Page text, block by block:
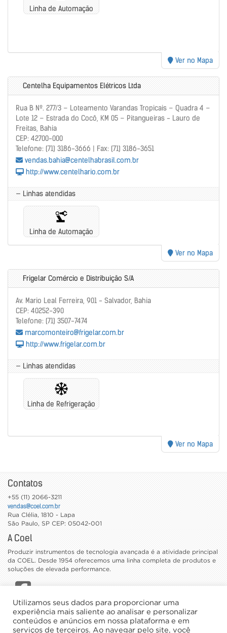
Linha de Automação
Ver no Mapa
Centelha Equipamentos Elétricos Ltda
Rua B Nº. 277/3 – Loteamento Varandas Tropicais – Quadra 4 –
Lote 12 – Estrada do Cocô, KM 05 – Pitangueiras - Lauro de
Freitas, Bahia
CEP: 42700-000
Telefone: (71) 3186-3666 | Fax: (71) 3186-3651
vendas.bahia@centelhabrasil.com.br
http://www.centelhario.com.br
— Linhas atendidas
Linha de Automação
Ver no Mapa
Frigelar Comércio e Distribuição S/A
Av. Mario Leal Ferreira, 901 - Salvador, Bahia
CEP: 40252-390
Telefone: (71) 3507-7474
marcomonteiro@frigelar.com.br
http://www.frigelar.com.br
— Linhas atendidas
Linha de Refrigeração
Ver no Mapa
Contatos
+55 (11) 2066-3211
vendas@coel.com.br
Rua Clélia, 1810 - Lapa
São Paulo, SP CEP: 05042-001
A Coel
Produzir instrumentos de tecnologia avançada é a atividade principal
da COEL. Desde 1954 oferecemos uma linha completa de produtos e
soluções de elevada performance.
CATÁLOGOS
TRABALHE CONOSCO
Utilizamos seus dados para proporcionar uma
experiência mais saliente ao analisar e personalizar
conteúdos e anúncios em nossa plataforma e em
serviços de terceiros. Ao navegar pelo site, você